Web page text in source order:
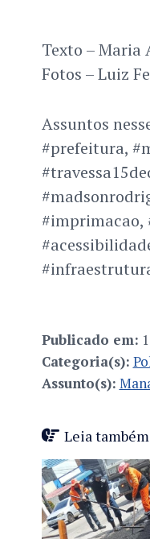
Texto – Maria
Fotos – Luiz
Assuntos
#prefeitura,
#imprimacao,
Publicado em:
Categoria(s):
Assunto(s):
Leia